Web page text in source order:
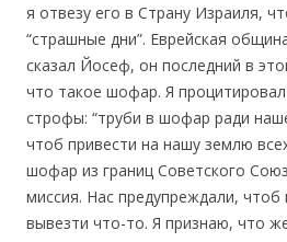
я отвезу его в Страну Израиля,
“страшные дни”. Еврейская
сказал Йосеф, он последний в
что такое шофар. Я
строфы: “труби в шофар ради
чтоб привести на нашу землю
шофар из границ Советского
миссия. Нас предупреждали,
вывезти что-то. Я признаю, что